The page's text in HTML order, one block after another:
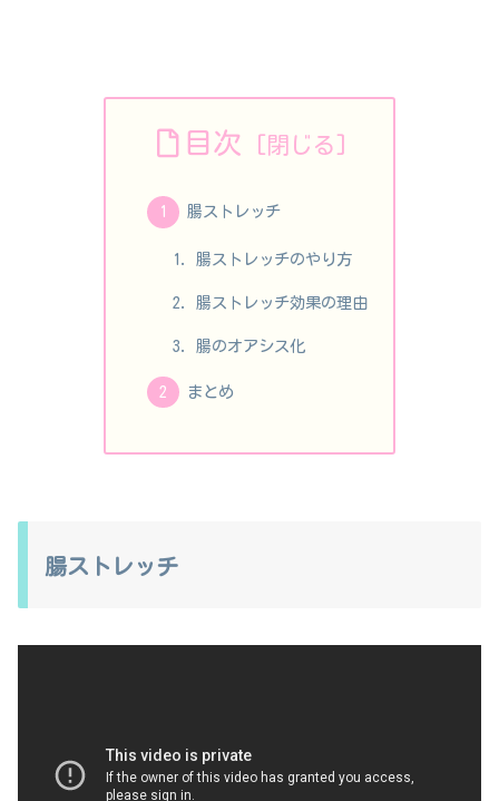
目次
腸ストレッチ
腸ストレッチのやり方
腸ストレッチ効果の理由
腸のオアシス化
まとめ
腸ストレッチ